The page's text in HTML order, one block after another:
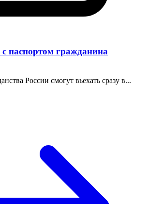
паспортом гражданина
России смогут вьехать сразу в...